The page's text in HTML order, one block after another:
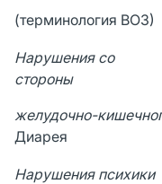
(терминология ВОЗ)
стороны
желудочно-
Диарея
Нарушения психики